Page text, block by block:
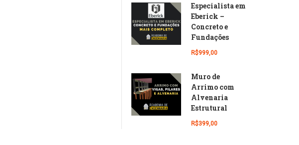
Especialista em
Eberick –
Concreto e
Fundações
R$999,00
Muro de
Arrimo com
Alvenaria
Estrutural
R$399,00